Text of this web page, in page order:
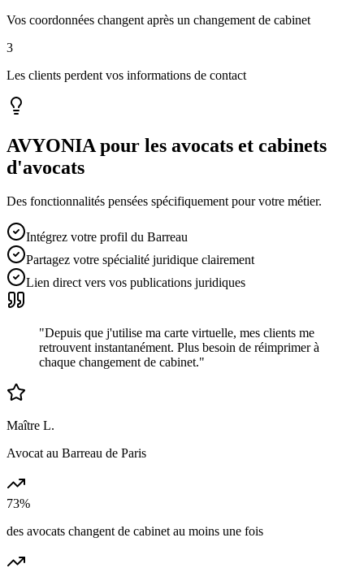
Vos coordonnées changent après un changement de cabinet
3
Les clients perdent vos informations de contact
AVYONIA pour les avocats et cabinets
d'avocats
Des fonctionnalités pensées spécifiquement pour votre métier.
Intégrez votre profil du Barreau
Partagez votre spécialité juridique clairement
Lien direct vers vos publications juridiques
"Depuis que j'utilise ma carte virtuelle, mes clients me
retrouvent instantanément. Plus besoin de réimprimer à
chaque changement de cabinet."
Maître L.
Avocat au Barreau de Paris
73%
des avocats changent de cabinet au moins une fois